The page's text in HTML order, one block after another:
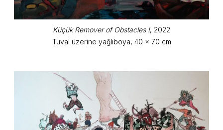
Küçük Remover of Obstacles I, 2022
Tuval üzerine yağlıboya, 40 x 70 cm